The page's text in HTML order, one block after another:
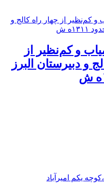
و کم‌نظیر از
و دبيرستان البرز